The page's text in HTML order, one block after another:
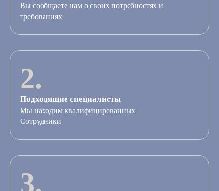
Вы сообщаете нам о своих потребностях и
требованиях
2.
Подходящие специалисты
Мы находим квалифицированных
Сотрудники
3.